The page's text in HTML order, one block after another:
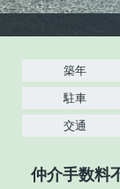
築年
駐車
交通
仲介手数料